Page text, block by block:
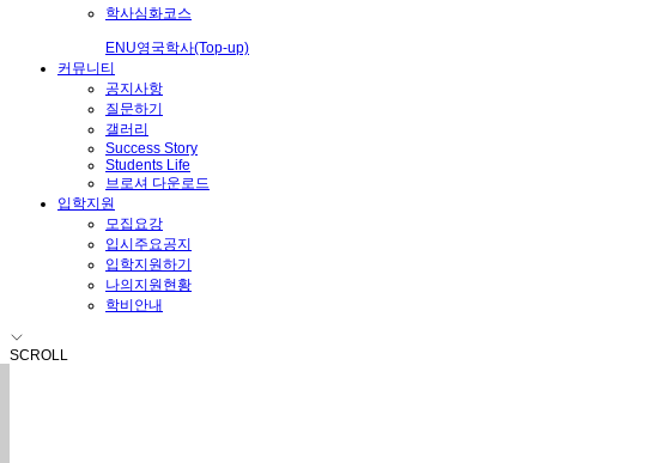
학사심화코스
ENU영국학사(Top-up)
커뮤니티
공지사항
질문하기
갤러리
Success Story
Students Life
브로셔 다운로드
입학지원
모집요강
입시주요공지
입학지원하기
나의지원현황
학비안내
SCROLL